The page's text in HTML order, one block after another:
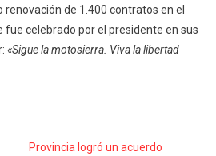
renovación de 1.400 contratos en el
fue celebrado por el presidente en sus
«Sigue la motosierra. Viva la libertad
Provincia logró un acuerdo